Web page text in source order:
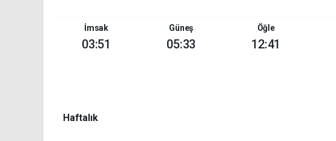
İmsak
03:51
Güneş
05:33
Öğle
12:41
Haftalık